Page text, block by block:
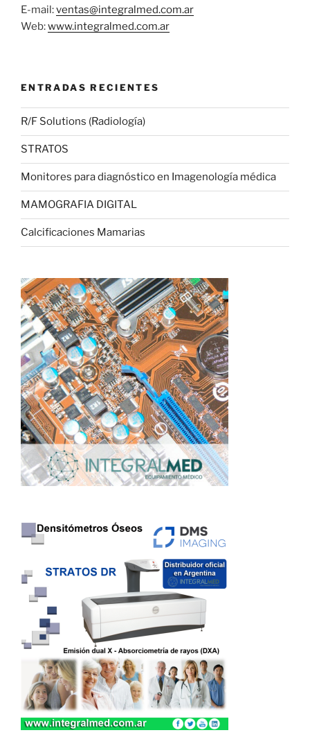
E-mail:ventas@integralmed.com.ar
Web:www.integralmed.com.ar
ENTRADAS RECIENTES
R/F Solutions (Radiología)
STRATOS
Monitores para diagnóstico en Imagenología médica
MAMOGRAFIA DIGITAL
Calcificaciones Mamarias